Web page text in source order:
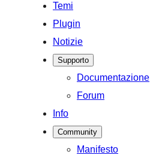
Temi
Plugin
Notizie
Supporto
Documentazione
Forum
Info
Community
Manifesto